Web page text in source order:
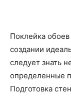
Поклейка
создании
следует знать
определенные
Подготовка стен